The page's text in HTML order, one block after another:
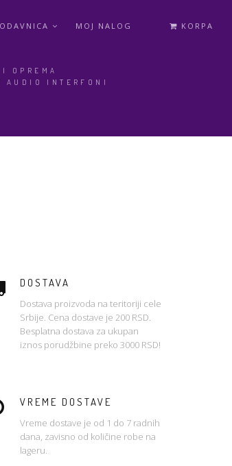
MOJ NALOG KORPA
OPREMA
AUDIO INTERFONI
DOSTAVA
Dostava proizvoda na teritoriji cele
Srbije. Cena dostave je 200 RSD.
Besplatna dostava za ukupan
iznos porudžbine preko 3000 RSD!
VREME DOSTAVE
Vreme dostave je od 1 do 7 radnih
dana, zavisno od količine robe na
lageru.